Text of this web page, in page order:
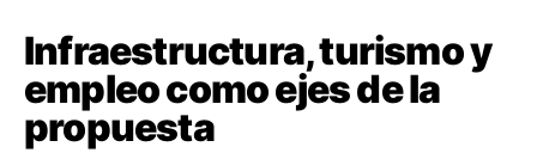
Infraestructura, turismo y
empleo como ejes de la
propuesta